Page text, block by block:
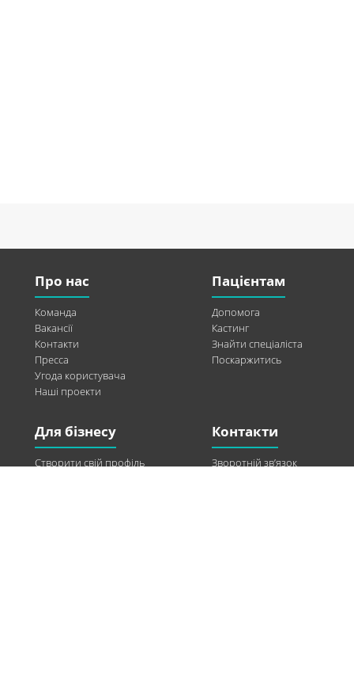
Про нас
Команда
Вакансії
Контакти
Пресса
Угода користувача
Наші проекти
Пацієнтам
Допомога
Кастинг
Знайти спеціаліста
Поскаржитись
Для бізнесу
Створити свій профіль
Контакти
Зворотній зв’язок